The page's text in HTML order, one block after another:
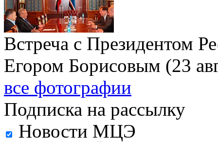
Встреча с Президентом
Егором Борисовым (23
все фотографии
Подписка на рассылку
Новости МЦЭ